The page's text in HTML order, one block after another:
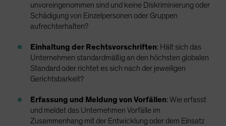
unvoreingenommen sind und keine Diskriminierung oder
Schädigung von Einzelpersonen oder Gruppen
aufrechterhalten?
Einhaltung der Rechtsvorschriften: Hält sich das
Unternehmen standardmäßig an den höchsten globalen
Standard oder richtet es sich nach der jeweiligen
Gerichtsbarkeit?
Erfassung und Meldung von Vorfällen: Wie erfasst
und meldet das Unternehmen Vorfälle im
Zusammenhang mit der Entwicklung oder dem Einsatz